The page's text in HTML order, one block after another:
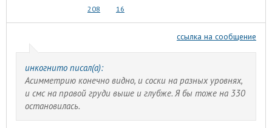
208 16
ссылка на сообщение
инкогнито писал(а):
Асимметрию конечно видно, и соски на разных уровнях,
и смс на правой груди выше и глубже. Я бы тоже на 330
остановилась.